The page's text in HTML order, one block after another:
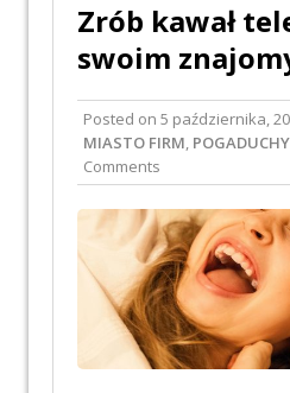
Zrób kawał
swoim
Posted on 5 października,
MIASTO FIRM,
Comments